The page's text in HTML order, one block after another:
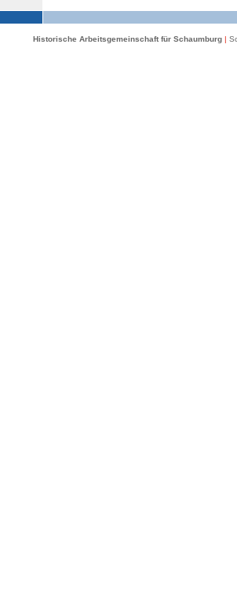
Historische Arbeitsgemeinschaft für Schaumburg |